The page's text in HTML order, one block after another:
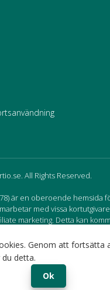
Genom att fortsätta
detta.
Ok
All Rights Reserved.
är en oberoende hemsida
med vissa
marketing. Detta kan
Norway